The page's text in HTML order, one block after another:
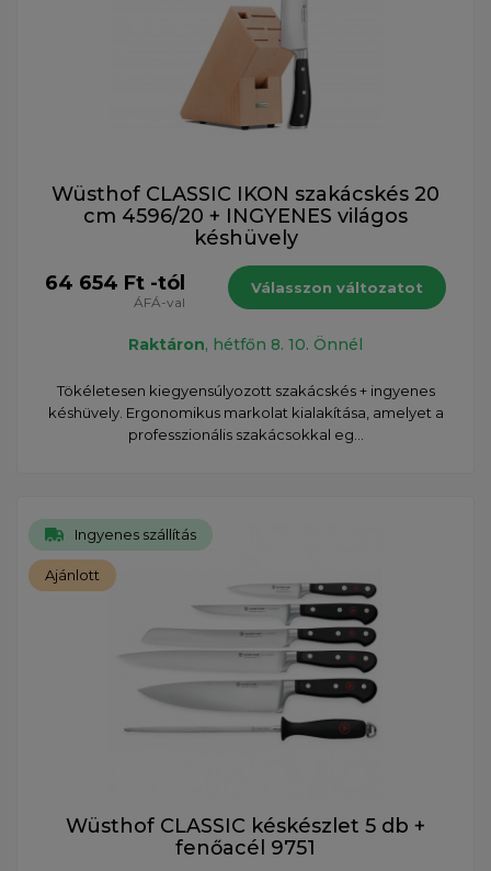
Wüsthof CLASSIC IKON szakácskés 20
cm 4596/20 + INGYENES világos
késhüvely
64 654 Ft -tól
ÁFÁ-val
Válasszon változatot
Raktáron, hétfőn 8. 10. Önnél
Tökéletesen kiegyensúlyozott szakácskés + ingyenes
késhüvely. Ergonomikus markolat kialakítása, amelyet a
professzionális szakácsokkal eg...
Ingyenes szállítás
Ajánlott
Wüsthof CLASSIC késkészlet 5 db +
fenőacél 9751